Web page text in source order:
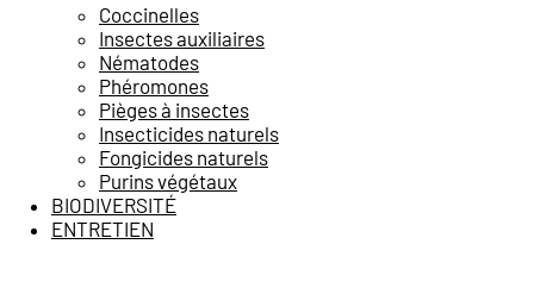
Coccinelles
Insectes auxiliaires
Nématodes
Phéromones
Pièges à insectes
Insecticides naturels
Fongicides naturels
Purins végétaux
BIODIVERSITÉ
ENTRETIEN